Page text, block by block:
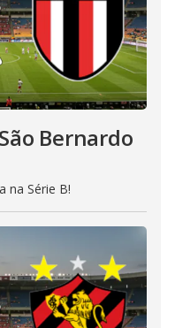
Bernardo
na Série B!